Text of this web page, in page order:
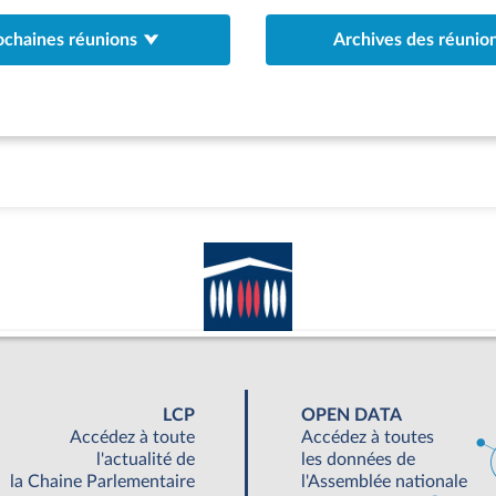
réunions Archives des
LCP
Accédez à toute
l'actualité de
la Chaine Parlementaire
OPEN DATA
Accédez à toutes
les données de
l'Assemblée nationale